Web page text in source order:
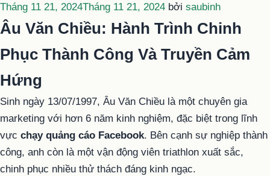
Đăng
trong
Tháng 11 21, 2024Tháng 11 21, 2024 bởi saubinh
Âu Văn Chiều: Hành Trình Chinh
Phục Thành Công Và Truyền Cảm
Hứng
Sinh ngày 13/07/1997, Âu Văn Chiều là một chuyên gia
marketing với hơn 6 năm kinh nghiệm, đặc biệt trong lĩnh
vực chạy quảng cáo Facebook. Bên cạnh sự nghiệp thành
công, anh còn là một vận động viên triathlon xuất sắc,
chinh phục nhiều thử thách đáng kinh ngạc.